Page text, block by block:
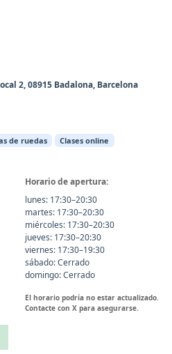
2, 08915 Badalona, Barcelona
de ruedas
Clases online
Horario de apertura:
lunes: 17:30–20:30
martes: 17:30–20:30
miércoles: 17:30–20:30
jueves: 17:30–20:30
viernes: 17:30–19:30
sábado: Cerrado
domingo: Cerrado
El horario podría no estar actualizado.
Contacte con X para asegurarse.